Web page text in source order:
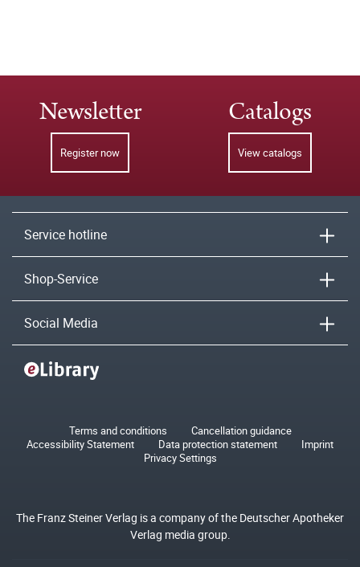
Newsletter
Register now
Catalogs
View catalogs
Service hotline
Shop-Service
Social Media
Terms and conditions
Cancellation guidance
Accessibility Statement
Data protection statement
Imprint
Privacy Settings
The Franz Steiner Verlag is a company of the Deutscher Apotheker
Verlag media group.